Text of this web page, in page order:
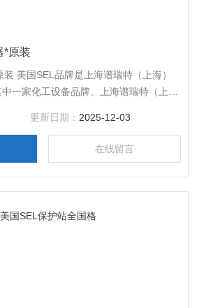
*原装
美国SEL品牌是上海谱瑞特（上海）
一家化工设备品牌。上海谱瑞特（上
大，产品涉及低压电器、液压气动元
络产品。公司经过多年的经营，已拥有
压变频、烟气监测、工业调度、仪表成
更新日期： 2025-12-03
在线留言